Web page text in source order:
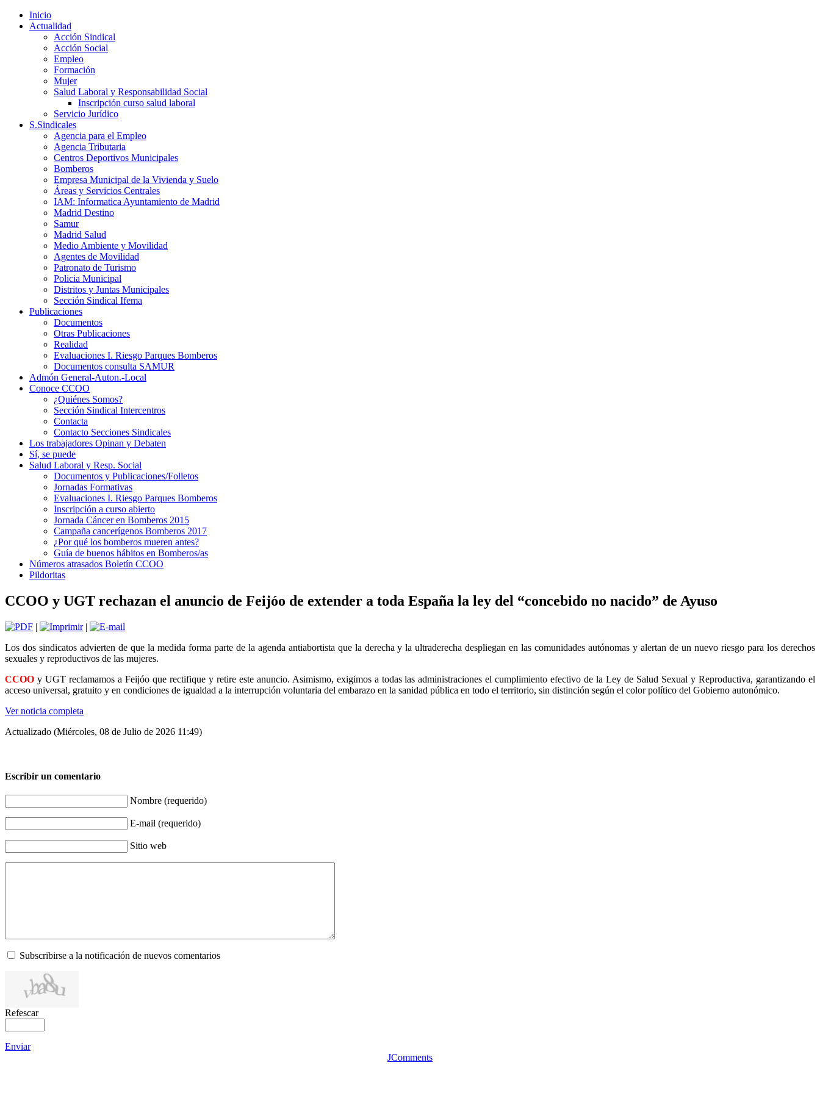
Inicio
Actualidad
Acción Sindical
Acción Social
Empleo
Formación
Mujer
Salud Laboral y Responsabilidad Social
Inscripción curso salud laboral
Servicio Jurídico
S.Sindicales
Agencia para el Empleo
Agencia Tributaria
Centros Deportivos Municipales
Bomberos
Empresa Municipal de la Vivienda y Suelo
Áreas y Servicios Centrales
IAM: Informatica Ayuntamiento de Madrid
Madrid Destino
Samur
Madrid Salud
Medio Ambiente y Movilidad
Agentes de Movilidad
Patronato de Turismo
Policia Municipal
Distritos y Juntas Municipales
Sección Sindical Ifema
Publicaciones
Documentos
Otras Publicaciones
Realidad
Evaluaciones I. Riesgo Parques Bomberos
Documentos consulta SAMUR
Admón General-Auton.-Local
Conoce CCOO
¿Quiénes Somos?
Sección Sindical Intercentros
Contacta
Contacto Secciones Sindicales
Los trabajadores Opinan y Debaten
Sí, se puede
Salud Laboral y Resp. Social
Documentos y Publicaciones/Folletos
Jornadas Formativas
Evaluaciones I. Riesgo Parques Bomberos
Inscripción a curso abierto
Jornada Cáncer en Bomberos 2015
Campaña cancerígenos Bomberos 2017
¿Por qué los bomberos mueren antes?
Guía de buenos hábitos en Bomberos/as
Números atrasados Boletín CCOO
Pildoritas
CCOO y UGT rechazan el anuncio de Feijóo de extender a toda España la ley del “concebido no nacido” de Ayuso
|
|
Los dos sindicatos advierten de que la medida forma parte de la agenda antiabortista que la derecha y la ultraderecha despliegan en las comunidades autónomas y alertan de un nuevo riesgo para los derechos
sexuales y reproductivos de las mujeres.
CCOO y UGT reclamamos a Feijóo que rectifique y retire este anuncio. Asimismo, exigimos a todas las administraciones el cumplimiento efectivo de la Ley de Salud Sexual y Reproductiva, garantizando el
acceso universal, gratuito y en condiciones de igualdad a la interrupción voluntaria del embarazo en la sanidad pública en todo el territorio, sin distinción según el color político del Gobierno autonómico.
Ver noticia completa
Actualizado (Miércoles, 08 de Julio de 2026 11:49)
Escribir un comentario
Nombre (requerido)
E-mail (requerido)
Sitio web
Subscribirse a la notificación de nuevos comentarios
Refescar
Enviar
JComments